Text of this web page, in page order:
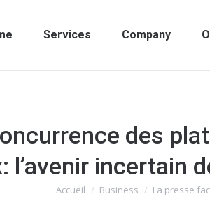
Services Company
des
l’avenir incertain
Vous êtes ici :
Accueil Business La presse